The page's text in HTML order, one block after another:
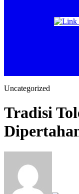
Uncategorized
Tradisi